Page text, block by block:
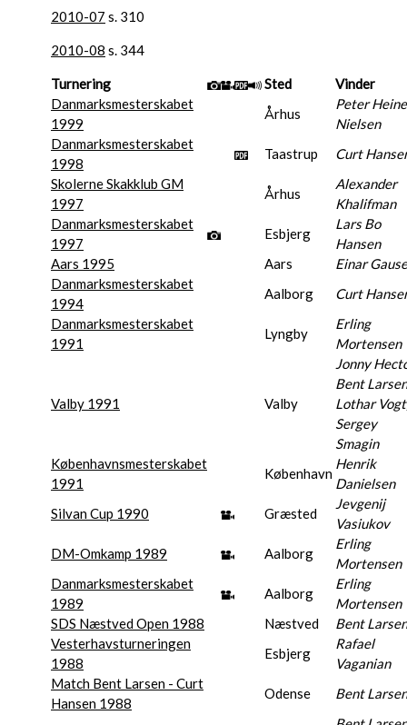
2010-07 s. 310
2010-08 s. 344
Turnering Sted
Vinder
Danmarksmesterskabet
1999
Århus
Peter Heine
Nielsen
Danmarksmesterskabet
1998
Taastrup
Curt
Skolerne Skakklub GM
1997
Århus
Alexander
Khalifman
Danmarksmesterskabet
1997
Esbjerg
Lars Bo
Hansen
Aars 1995
Aars
Einar
Danmarksmesterskabet
1994
Aalborg
Curt
Danmarksmesterskabet
1991
Lyngby
Erling
Mortensen
Valby 1991 Valby
Jonny
Bent
Lothar
Sergey
Smagin
Københavnsmesterskabet
1991
København
Henrik
Danielsen
Silvan Cup 1990
Græsted
Jevgenij
Vasiukov
DM-Omkamp 1989
Aalborg
Erling
Mortensen
Danmarksmesterskabet
1989
Aalborg
Erling
Mortensen
SDS Næstved Open 1988
Næstved
Bent Larsen
Vesterhavsturneringen
1988
Esbjerg
Rafael
Vaganian
Match Bent Larsen - Curt
Hansen 1988
Odense Bent Larsen